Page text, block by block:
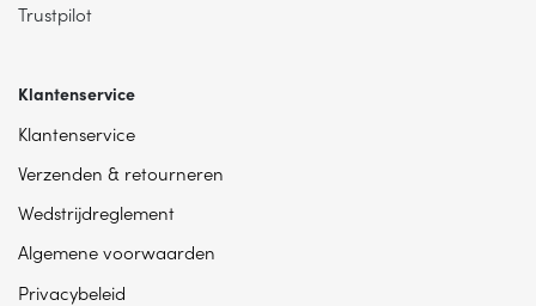
Trustpilot
Klantenservice
Klantenservice
Verzenden & retourneren
Wedstrijdreglement
Algemene voorwaarden
Privacybeleid